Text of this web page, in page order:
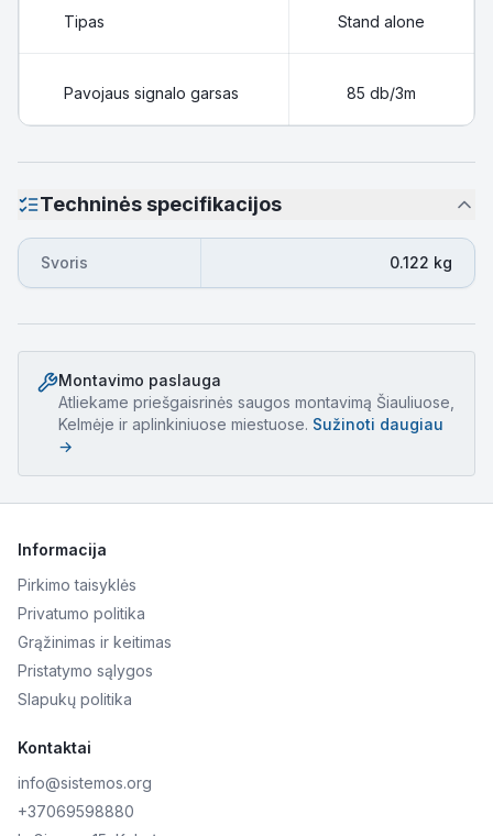
Tipas Stand alone
Pavojaus signalo garsas 85 db/3m
Techninės specifikacijos
Svoris 0.122 kg
Montavimo paslauga
Atliekame priešgaisrinės saugos montavimą Šiauliuose,
Kelmėje ir aplinkiniuose miestuose. Sužinoti daugiau
→
Informacija
Pirkimo taisyklės
Privatumo politika
Grąžinimas ir keitimas
Pristatymo sąlygos
Slapukų politika
Kontaktai
info@sistemos.org
+37069598880